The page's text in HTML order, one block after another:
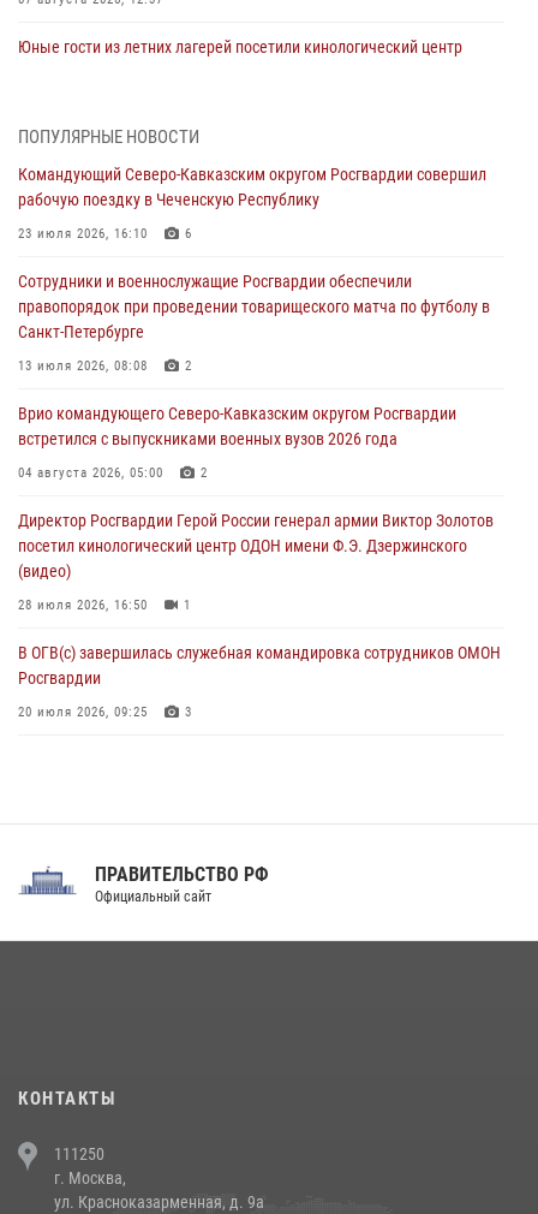
Юные гости из летних лагерей посетили кинологический центр
ветераны военной контрразведки почтили память Николая
Кузнецова
07 августа 2026, 12:00
Ветеран войск правопорядка генерал-майор Иван Пияшев – герой
выпуска «Легенды армии с Александром Маршалом»
07 августа 2026, 12:00
Смольного собора в Санкт-Петербурге (видео)
07 августа 2026, 11:34
взрывобезопасности
ПОПУЛЯРНЫЕ НОВОСТИ
Командующий Северо-Кавказским округом Росгвардии совершил
рабочую поездку в Чеченскую Республику
23 июля 2026, 16:10 6
Сотрудники и военнослужащие Росгвардии обеспечили
правопорядок при проведении товарищеского матча по футболу в
Санкт-Петербурге
13 июля 2026, 08:08 2
Врио командующего Северо-Кавказским округом Росгвардии
встретился с выпускниками военных вузов 2026 года
04 августа 2026, 05:00 2
Директор Росгвардии Герой России генерал армии Виктор Золотов
посетил кинологический центр ОДОН имени Ф.Э. Дзержинского
(видео)
28 июля 2026, 16:50 1
В ОГВ(с) завершилась служебная командировка сотрудников ОМОН
Росгвардии
20 июля 2026, 09:25 3
Праздник «Один день с Росгвардией» к 105-летию Центрального
напавших на бригаду скорой помощи (видео)
14 июля 2026, 12:20
ПРАВИТЕЛЬСТВО РФ
Официальный сайт
КОНТАКТЫ
111250
г. Москва,
ул. Красноказарменная, д. 9а